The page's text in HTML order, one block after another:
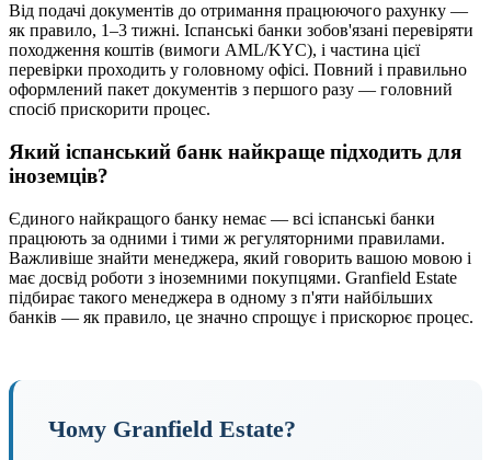
Від подачі документів до отримання працюючого рахунку —
як правило, 1–3 тижні. Іспанські банки зобов'язані перевіряти
походження коштів (вимоги AML/KYC), і частина цієї
перевірки проходить у головному офісі. Повний і правильно
оформлений пакет документів з першого разу — головний
спосіб прискорити процес.
Який іспанський банк найкраще підходить для
іноземців?
Єдиного найкращого банку немає — всі іспанські банки
працюють за одними і тими ж регуляторними правилами.
Важливіше знайти менеджера, який говорить вашою мовою і
має досвід роботи з іноземними покупцями. Granfield Estate
підбирає такого менеджера в одному з п'яти найбільших
банків — як правило, це значно спрощує і прискорює процес.
Чому Granfield Estate?